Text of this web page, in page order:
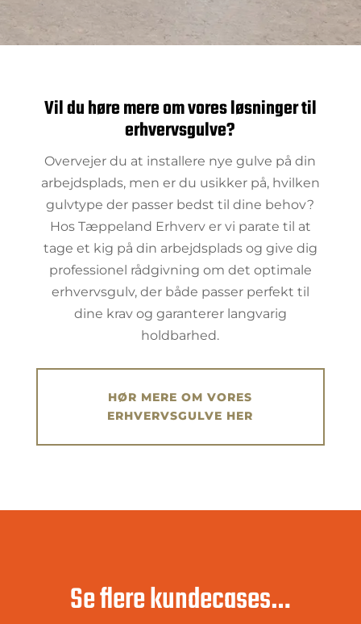
Vil du høre mere om vores løsninger til
erhvervsgulve?
Overvejer du at installere nye gulve på din
arbejdsplads, men er du usikker på, hvilken
gulvtype der passer bedst til dine behov?
Hos Tæppeland Erhverv er vi parate til at
tage et kig på din arbejdsplads og give dig
professionel rådgivning om det optimale
erhvervsgulv, der både passer perfekt til
dine krav og garanterer langvarig
holdbarhed.
HØR MERE OM VORES
ERHVERVSGULVE HER
Se flere kundecases…